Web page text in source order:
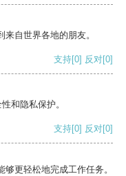
自世界各地的朋友。
支持[0] 反对[0]
和隐私保护。
支持[0] 反对[0]
更轻松地完成工作任务。